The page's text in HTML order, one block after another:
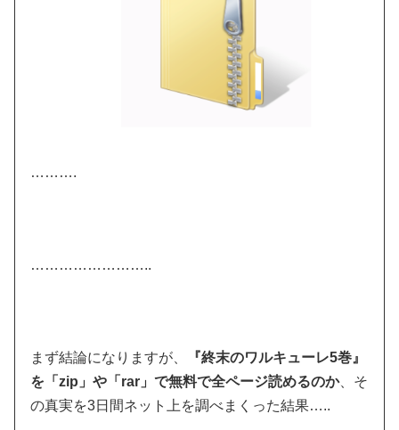
……….
……………………..
まず結論になりますが、
『終末のワルキューレ5巻』
を「zip」や「rar」で無料で全ページ読めるのか、そ
の真実を3日間ネット上を調べまくった結果…..